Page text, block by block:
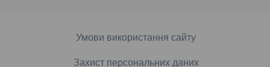
Умови використання сайту
Захист персональних даних